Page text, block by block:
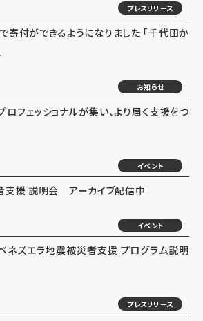
プレスリリース
寄付ができるようになりました 「千代田か
お知らせ
ロフェッショナルが集い、より届く支援をつ
イベント
支援 説明会 アーカイブ配信中
イベント
ベネズエラ地震被災者支援 プログラム説明
プレスリリース